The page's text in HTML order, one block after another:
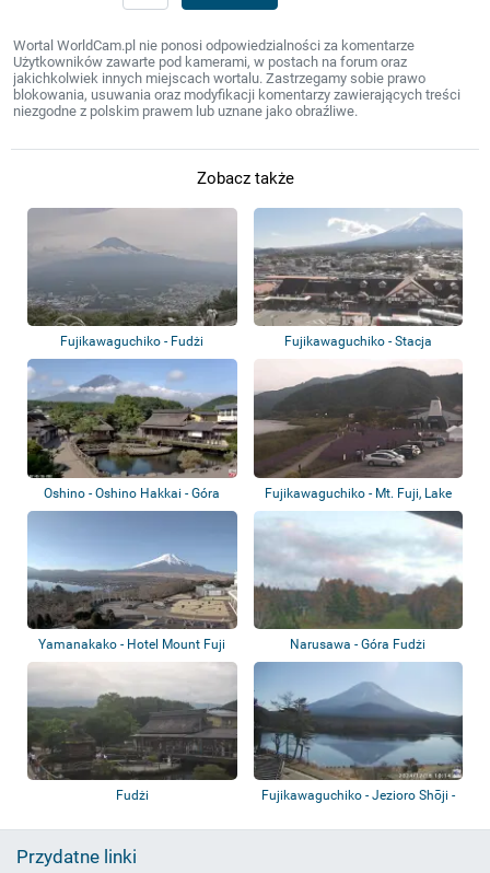
Wortal WorldCam.pl nie ponosi odpowiedzialności za komentarze
Użytkowników zawarte pod kamerami, w postach na forum oraz
jakichkolwiek innych miejscach wortalu. Zastrzegamy sobie prawo
blokowania, usuwania oraz modyfikacji komentarzy zawierających treści
niezgodne z polskim prawem lub uznane jako obraźliwe.
Zobacz także
Fujikawaguchiko - Fudżi
Fujikawaguchiko - Stacja
Kawaguchiko - F...
Oshino - Oshino Hakkai - Góra
Fuji
Fujikawaguchiko - Mt. Fuji, Lake
Kawaguc...
Yamanakako - Hotel Mount Fuji Narusawa - Góra Fudżi
Fudżi
Fujikawaguchiko - Jezioro Shōji -
Przydatne linki